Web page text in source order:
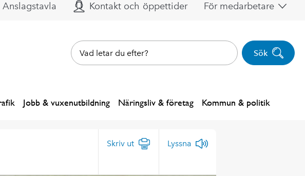
Anslagstavla Kontakt och öppettider För medarbetare
Sök
Jobb & vuxenutbildning Näringsliv & företag Kommun & politik
Skriv ut Lyssna